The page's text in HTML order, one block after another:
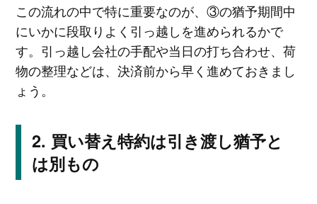
この流れの中で特に重要なのが、③の猶予期間中
にいかに段取りよく引っ越しを進められるかで
す。引っ越し会社の手配や当日の打ち合わせ、荷
物の整理などは、決済前から早く進めておきまし
ょう。
買い替え特約は引き渡し猶予と
は別もの